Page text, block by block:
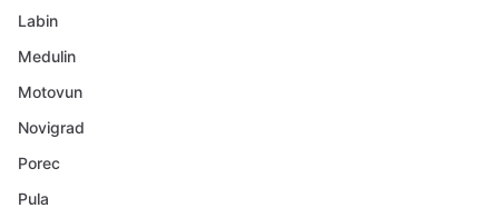
Labin
Medulin
Motovun
Novigrad
Porec
Pula